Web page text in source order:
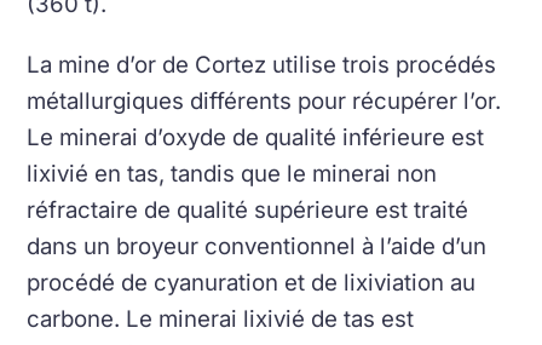
La mine d’or de Cortez utilise trois procédés
métallurgiques différents pour récupérer l’or.
Le minerai d’oxyde de qualité inférieure est
lixivié en tas, tandis que le minerai non
réfractaire de qualité supérieure est traité
dans un broyeur conventionnel à l’aide d’un
procédé de cyanuration et de lixiviation au
carbone. Le minerai lixivié de tas est